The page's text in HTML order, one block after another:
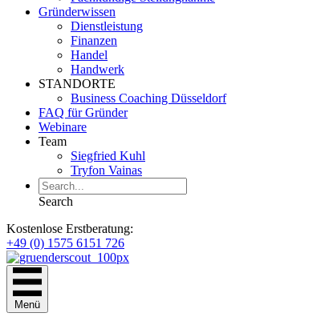
Gründerwissen
Dienstleistung
Finanzen
Handel
Handwerk
STANDORTE
Business Coaching Düsseldorf
FAQ für Gründer
Webinare
Team
Siegfried Kuhl
Tryfon Vainas
Search
Kostenlose Erstberatung:
+49 (0) 1575 6151 726
Menü